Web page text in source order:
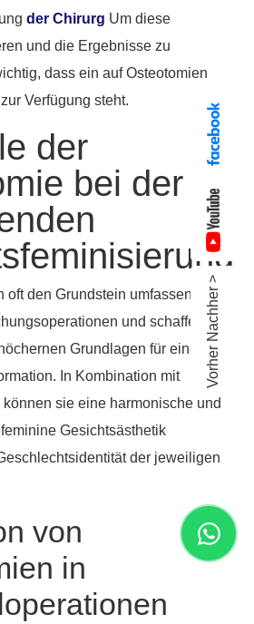
der Chirurg Um diese
und die Ergebnisse zu
dass ein auf Osteotomien
Verfügung steht.
der
bei der
oft den Grundstein umfassender
und schaffen
Grundlagen für eine
In Kombination mit
sie eine harmonische und
Gesichtsästhetik
der jeweiligen
von
in
Vorher Nachher >